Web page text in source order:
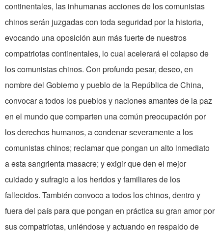
continentales, las inhumanas acciones de los comunistas
chinos serán juzgadas con toda seguridad por la historia,
evocando una oposición aun más fuerte de nuestros
compatriotas continentales, lo cual acelerará el colapso de
los comunistas chinos. Con profundo pesar, deseo, en
nombre del Gobierno y pueblo de la República de China,
convocar a todos los pueblos y naciones amantes de la paz
en el mundo que comparten una común preocupación por
los derechos humanos, a condenar severamente a los
comunistas chinos; reclamar que pongan un alto inmediato
a esta sangrienta masacre; y exigir que den el mejor
cuidado y sufragio a los heridos y familiares de los
fallecidos. También convoco a todos los chinos, dentro y
fuera del país para que pongan en práctica su gran amor por
sus compatriotas, uniéndose y actuando en respaldo de